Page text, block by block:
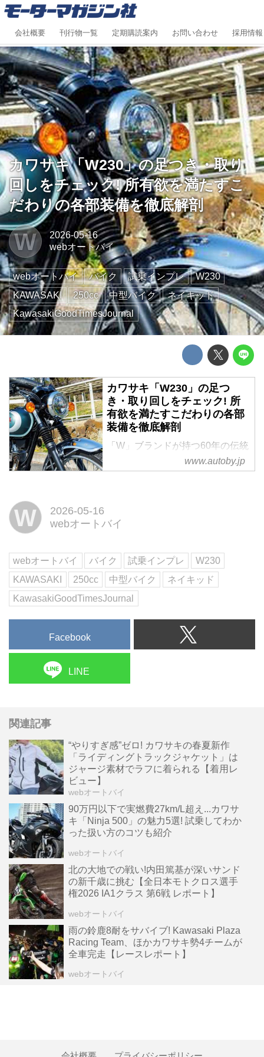
会社概要 刊行物一覧 定期購読案内 お問い合わせ 採用情報
カワサキ「W230」の足つき・取り
回しをチェック! 所有欲を満たすこ
だわりの各部装備を徹底解剖
W
2026-05-16
webオートバイ
webオートバイ バイク 試乗インプレ
W230
KAWASAKI
250cc 中型バイク
ネイキッド
KawasakiGoodTimesJournal
カワサキ「W230」の足つ
き・取り回しをチェック! 所
有欲を満たすこだわりの各部
装備を徹底解剖
「W」ブランドが持つ60年の伝統
を受け継ぎながら、誰もが気軽に
楽しめるパッケージで登場した
今回は、そんなW230の各部装備
や燃費、気になるポイントを解説
しま...
www.autoby.jp
W
2026-05-16
webオートバイ
webオートバイ バイク 試乗インプレ
W230
KAWASAKI
250cc 中型バイク
ネイキッド
KawasakiGoodTimesJournal
Facebook
LINE
関連記事
“やりすぎ感”ゼロ! カワサキの春夏新作
「ライディングトラックジャケット」は
ジャージ素材でラフに着られる【着用レ
ビュー】
webオートバイ
90万円以下で実燃費27km/L超え...カワサ
キ「Ninja 500」の魅力5選! 試乗してわか
った扱い方のコツも紹介
webオートバイ
北の大地での戦い!内田篤基が深いサンド
の新千歳に挑む【全日本モトクロス選手
権2026 IA1クラス 第6戦 レポート】
webオートバイ
雨の鈴鹿8耐をサバイブ! Kawasaki Plaza
Racing Team、ほかカワサキ勢4チームが
全車完走【レースレポート】
webオートバイ